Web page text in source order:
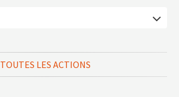
TOUTES LES ACTIONS